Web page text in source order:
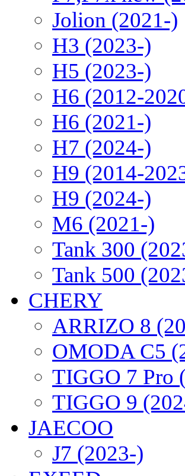
Jolion (2021-)
H3 (2023-)
H5 (2023-)
H6 (2012-
H6 (2021-)
H7 (2024-)
H9 (2014-
H9 (2024-)
M6 (2021-)
Tank 300
Tank 500
CHERY
ARRIZO 8
OMODA C5
TIGGO 7 Pro
TIGGO 9
JAECOO
J7 (2023-)